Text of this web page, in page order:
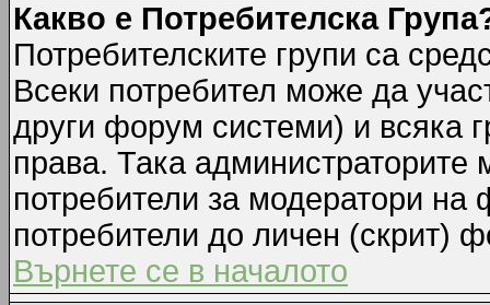
Какво е Потребителска
Потребителските групи са
Всеки потребител може да
други форум системи) и всяка
права. Така администраторите
потребители за модератори
потребители до личен (скрит)
Върнете се в началото